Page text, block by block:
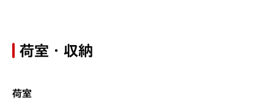
荷室・収納
荷室